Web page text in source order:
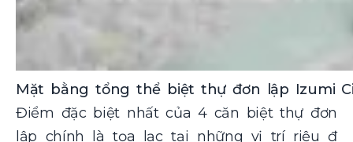
Mặt bằng tổng thể biệt thự đơn lập Izumi
Điểm đặc biệt nhất của 4 căn biệt thự đơn
lập chính là tọa lạc tại những vị trí riệu đ